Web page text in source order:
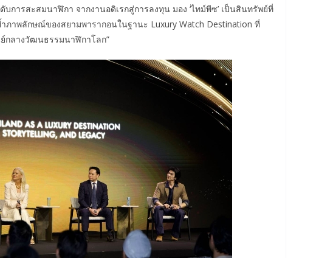
การสะสมนาฬิกา จากงานอดิเรกสู่การลงทุน มอง ‘ไทม์พีซ’ เป็นสินทรัพย์ที่
าพลักษณ์ของสยามพารากอนในฐานะ Luxury Watch Destination ที่
กลางวัฒนธรรมนาฬิกาโลก”